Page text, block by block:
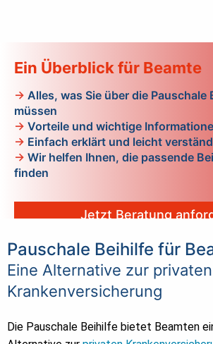
Ein Überblick für Beamte
→ Alles, was Sie über die Pauschale
müssen
→ Vorteile und wichtige
→ Einfach erklärt und leicht
→ Wir helfen Ihnen, die passende
finden
Jetzt Beratung
Pauschale Beihilfe für
Eine Alternative zur privaten
Krankenversicherung
Die Pauschale Beihilfe bietet Beamten